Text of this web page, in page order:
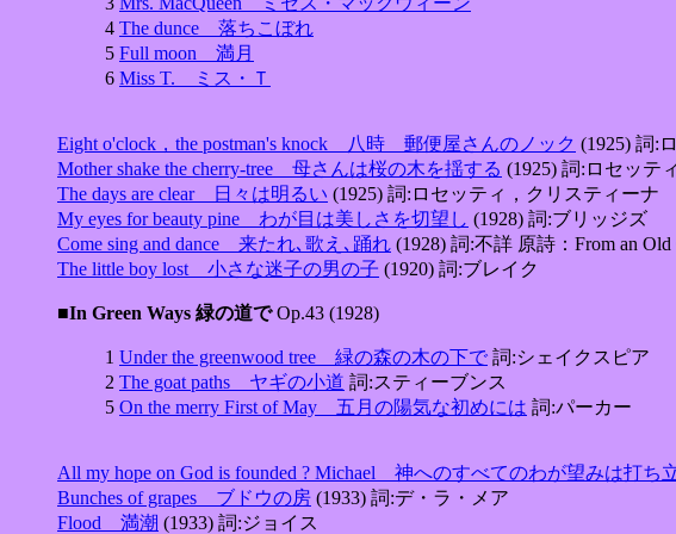
4 The dunce 落ちこぼれ
5 Full moon 満月
6 Miss T. ミス・Ｔ
Eight o'clock，the postman's knock 八時 郵便屋さんのノック (1925) 詞:
Mother shake the cherry-tree 母さんは桜の木を揺する (1925) 詞:ロセッテ
The days are clear 日々は明るい (1925) 詞:ロセッティ，クリスティーナ
My eyes for beauty pine わが目は美しさを切望し (1928) 詞:ブリッジズ
Come sing and dance 来たれ､歌え､踊れ (1928) 詞:不詳 原詩：From an Old
The little boy lost 小さな迷子の男の子 (1920) 詞:ブレイク
■In Green Ways 緑の道でOp.43 (1928)
1 Under the greenwood tree 緑の森の木の下で 詞:シェイクスピア
2 The goat paths ヤギの小道 詞:スティーブンス
5 On the merry First of May 五月の陽気な初めには 詞:パーカー
All my hope on God is founded ? Michael 神へのすべてのわが望みは打
Bunches of grapes ブドウの房 (1933) 詞:デ・ラ・メア
Flood 満潮 (1933) 詞:ジョイス